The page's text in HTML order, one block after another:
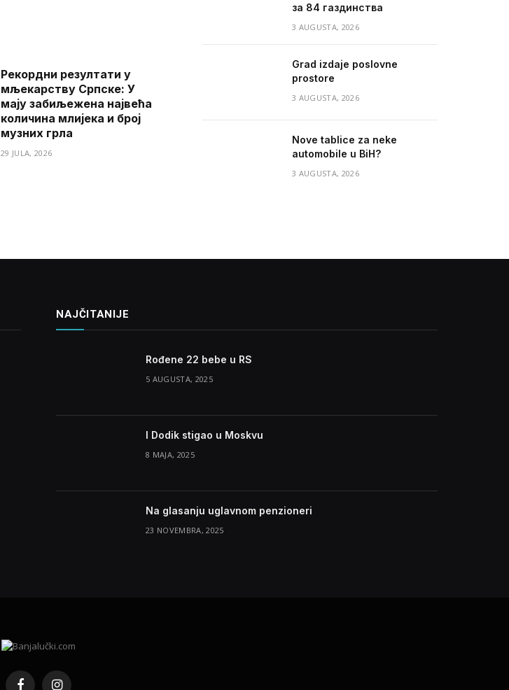
Рекордни резултати у
мљекарству Српске: У
мају забиљежена највећа
количина млијека и број
музних грла
29 JULA, 2026
за 84 газдинства
3 AUGUSTA, 2026
Grad izdaje poslovne
prostore
3 AUGUSTA, 2026
Nove tablice za neke
automobile u BiH?
3 AUGUSTA, 2026
NAJČITANIJE
Rođene 22 bebe u RS
5 AUGUSTA, 2025
I Dodik stigao u Moskvu
8 MAJA, 2025
Na glasanju uglavnom penzioneri
23 NOVEMBRA, 2025